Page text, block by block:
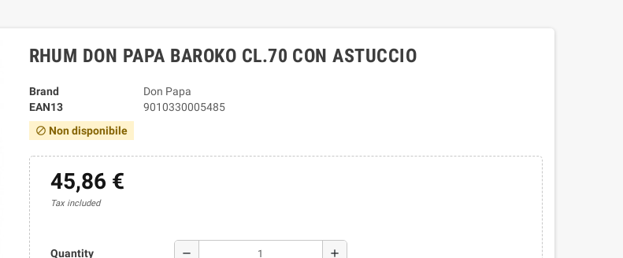
RHUM DON PAPA BAROKO CL.70 CON ASTUCCIO
Brand
Don Papa
EAN13
9010330005485
block Non disponibile
45,86 €
Tax included
Quantity remove add